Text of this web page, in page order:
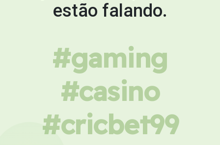
estão falando.
#gaming
#casino
#cricbet99